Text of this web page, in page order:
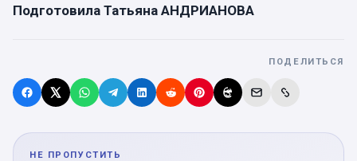
Подготовила Татьяна АНДРИАНОВА
ПОДЕЛИТЬСЯ
НЕ ПРОПУСТИТЬ